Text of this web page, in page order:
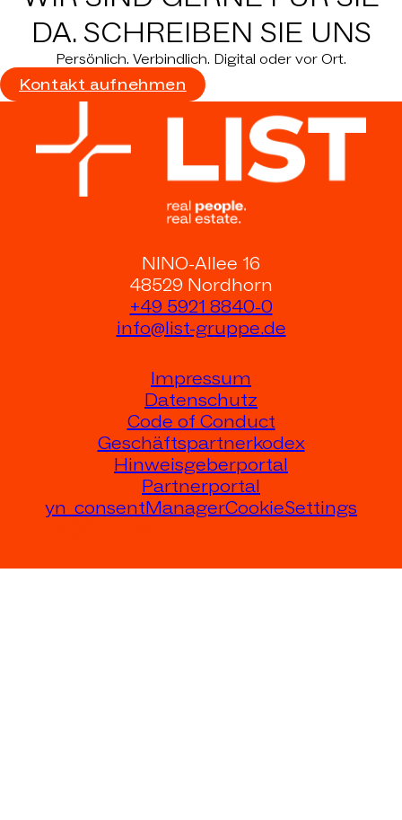
DA. SCHREIBEN SIE UNS
Persönlich. Verbindlich. Digital oder vor Ort.
Kontakt aufnehmen
NINO-Allee 16
48529 Nordhorn
+49 5921 8840-0
info@list-gruppe.de
Impressum
Datenschutz
Code of Conduct
Geschäftspartnerkodex
Hinweisgeberportal
Partnerportal
yn_consentManagerCookieSettings